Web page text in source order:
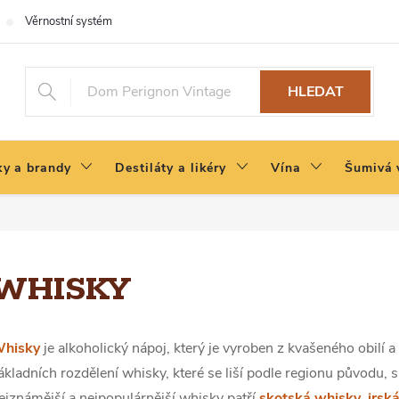
Věrnostní systém
HLEDAT
a brandy Destiláty a likéry Vína Šumivá
je alkoholický nápoj, který je vyroben z kvašeného obilí
rozdělení whisky, které se liší podle regionu původu,